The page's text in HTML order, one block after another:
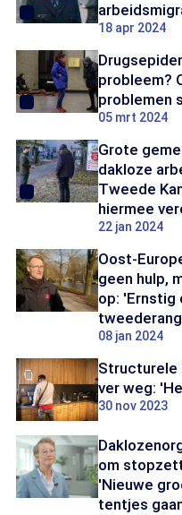
18 apr 2024
probleem?
problemen
05 mrt 2024
Grote
dakloze
Tweede
hiermee
22 jan 2024
Oost-
geen hulp,
op: 'Ernstig
08 jan 2024
Structurele
ver weg:
30 nov 2023
om
'Nieuwe
tentjes